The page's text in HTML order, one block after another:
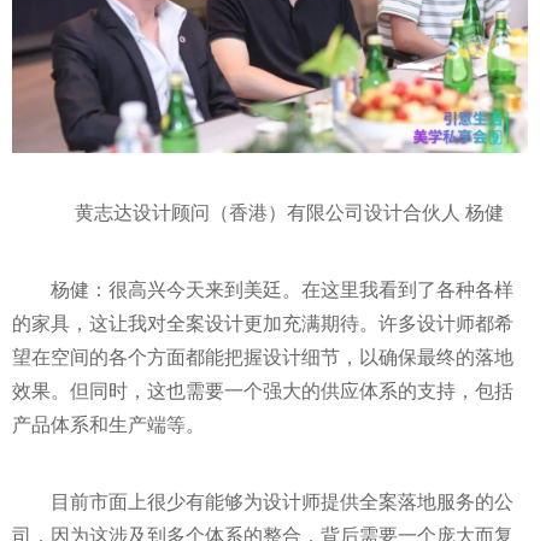
黄志达设计顾问（香港）有限公司设计合伙人 杨健
杨健：很高兴今天来到美廷。在这里我看到了各种各样
的家具，这让我对全案设计更加充满期待。许多设计师都希
望在空间的各个方面都能把握设计细节，以确保最终的落地
效果。但同时，这也需要一个强大的供应体系的支持，包括
产品体系和生产端等。
目前市面上很少有能够为设计师提供全案落地服务的公
司，因为这涉及到多个体系的整合，背后需要一个庞大而复